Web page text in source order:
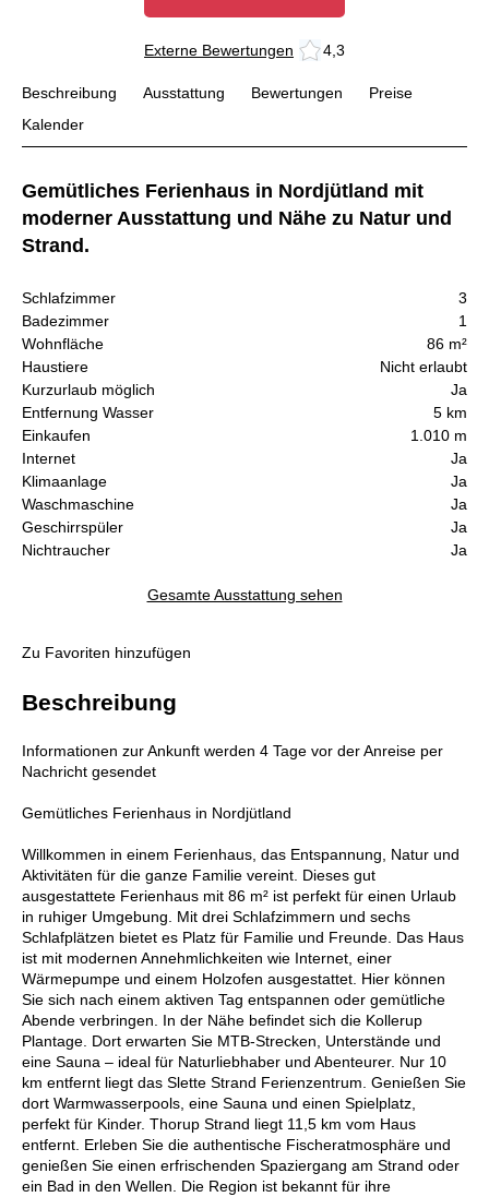
Externe Bewertungen 4,3
Beschreibung Ausstattung Bewertungen
Preise
Kalender
Gemütliches Ferienhaus in Nordjütland mit
moderner Ausstattung und Nähe zu Natur und
Strand.
Schlafzimmer
3
Badezimmer
1
Wohnfläche
86 m²
Haustiere
Nicht erlaubt
Kurzurlaub möglich
Ja
Entfernung Wasser
5 km
Einkaufen
1.010 m
Internet
Ja
Klimaanlage
Ja
Waschmaschine
Ja
Geschirrspüler
Ja
Nichtraucher
Ja
Gesamte Ausstattung sehen
Zu Favoriten hinzufügen
Beschreibung
Informationen zur Ankunft werden 4 Tage vor der Anreise per
Nachricht gesendet
Gemütliches Ferienhaus in Nordjütland
Willkommen in einem Ferienhaus, das Entspannung, Natur und
Aktivitäten für die ganze Familie vereint. Dieses gut
ausgestattete Ferienhaus mit 86 m² ist perfekt für einen Urlaub
in ruhiger Umgebung. Mit drei Schlafzimmern und sechs
Schlafplätzen bietet es Platz für Familie und Freunde. Das Haus
ist mit modernen Annehmlichkeiten wie Internet, einer
Wärmepumpe und einem Holzofen ausgestattet. Hier können
Sie sich nach einem aktiven Tag entspannen oder gemütliche
Abende verbringen. In der Nähe befindet sich die Kollerup
Plantage. Dort erwarten Sie MTB-Strecken, Unterstände und
eine Sauna – ideal für Naturliebhaber und Abenteurer. Nur 10
km entfernt liegt das Slette Strand Ferienzentrum. Genießen Sie
dort Warmwasserpools, eine Sauna und einen Spielplatz,
perfekt für Kinder. Thorup Strand liegt 11,5 km vom Haus
entfernt. Erleben Sie die authentische Fischeratmosphäre und
genießen Sie einen erfrischenden Spaziergang am Strand oder
ein Bad in den Wellen. Die Region ist bekannt für ihre